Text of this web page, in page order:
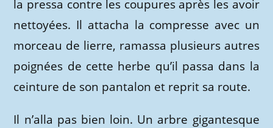
la pressa contre les coupures après les avoir
nettoyées. Il attacha la compresse avec un
morceau de lierre, ramassa plusieurs autres
poignées de cette herbe qu’il passa dans la
ceinture de son pantalon et reprit sa route.
Il n’alla pas bien loin. Un arbre gigantesque